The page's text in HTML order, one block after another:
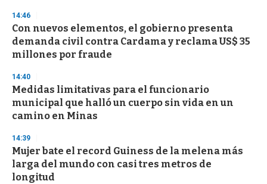
14:46
Con nuevos elementos, el gobierno presenta
demanda civil contra Cardama y reclama US$ 35
millones por fraude
14:40
Medidas limitativas para el funcionario
municipal que halló un cuerpo sin vida en un
camino en Minas
14:39
Mujer bate el record Guiness de la melena más
larga del mundo con casi tres metros de
longitud